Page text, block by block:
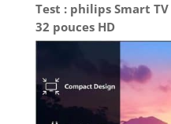
Test : philips Smart TV
32 pouces HD